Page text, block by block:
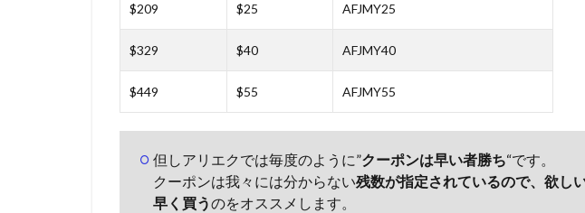
$209 $25 AFJMY25
$329 $40 AFJMY40
$449 $55 AFJMY55
但しアリエクでは毎度のように”クーポンは早い者勝ち“です。
クーポンは我々には分からない残数が指定されているので、欲し
早く買うのをオススメします。